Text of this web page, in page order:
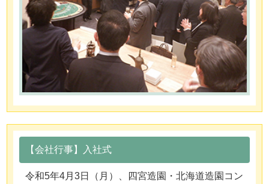
【会社行事】入社式
令和5年4月3日（月）、四宮造園・北海道造園コン